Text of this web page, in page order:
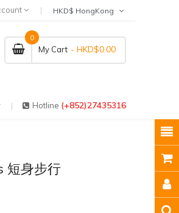
My Cart
0
- HKD$0.00
Hotline (+852)27435316
短身步行